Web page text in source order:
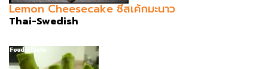
Lemon Cheesecake ชีสเค้กมะนาว
Thai-Swedish